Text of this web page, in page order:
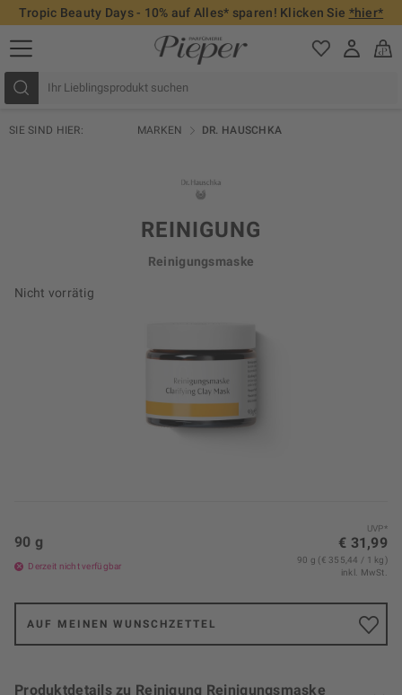
Tropic Beauty Days - 10% auf Alles* sparen! Klicken Sie *hier*
SIE SIND HIER: MARKEN DR. HAUSCHKA
Nicht vorrätig
REINIGUNG
Reinigungsmaske
UVP*
€ 31,99
90 g
Derzeit nicht verfügbar
90 g (€ 355,44 / 1 kg)
inkl. MwSt.
AUF MEINEN WUNSCHZETTEL
Produktdetails zu Reinigung Reinigungsmaske